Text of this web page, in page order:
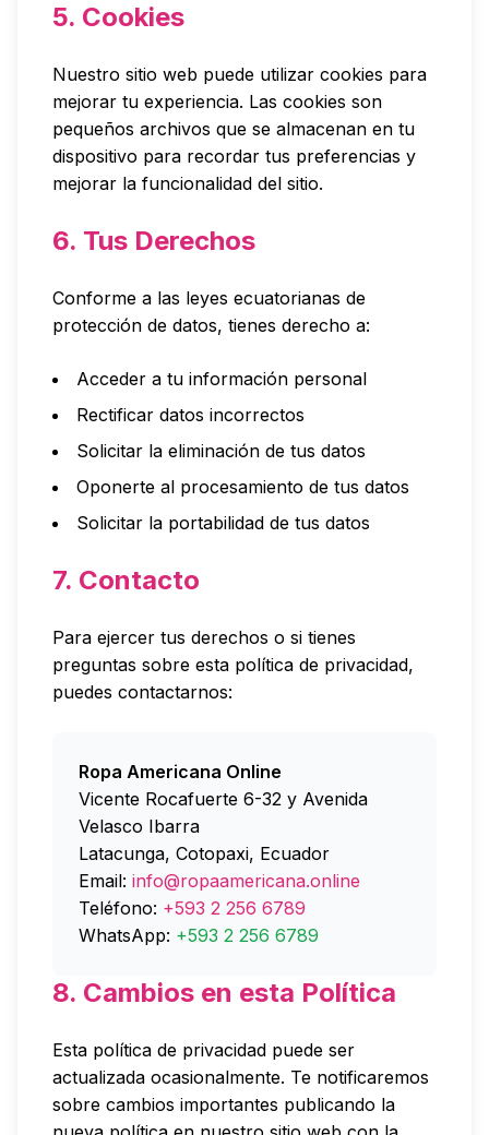
5. Cookies
Nuestro sitio web puede utilizar cookies para
mejorar tu experiencia. Las cookies son
pequeños archivos que se almacenan en tu
dispositivo para recordar tus preferencias y
mejorar la funcionalidad del sitio.
6. Tus Derechos
Conforme a las leyes ecuatorianas de
protección de datos, tienes derecho a:
Acceder a tu información personal
Rectificar datos incorrectos
Solicitar la eliminación de tus datos
Oponerte al procesamiento de tus datos
Solicitar la portabilidad de tus datos
7. Contacto
Para ejercer tus derechos o si tienes
preguntas sobre esta política de privacidad,
puedes contactarnos:
Ropa Americana Online
Vicente Rocafuerte 6-32 y Avenida
Velasco Ibarra
Latacunga, Cotopaxi, Ecuador
Email: info@ropaamericana.online
Teléfono: +593 2 256 6789
WhatsApp: +593 2 256 6789
8. Cambios en esta Política
Esta política de privacidad puede ser
actualizada ocasionalmente. Te notificaremos
sobre cambios importantes publicando la